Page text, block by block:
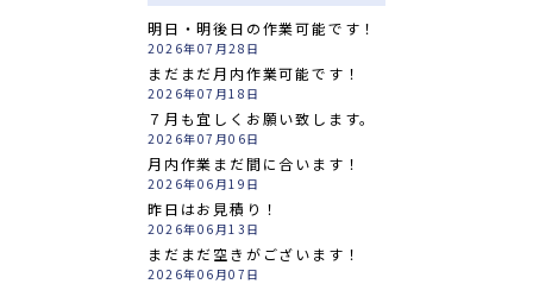
明日・明後日の作業可能です！
2026年07月28日
まだまだ月内作業可能です！
2026年07月18日
７月も宜しくお願い致します。
2026年07月06日
月内作業まだ間に合います！
2026年06月19日
昨日はお見積り！
2026年06月13日
まだまだ空きがございます！
2026年06月07日